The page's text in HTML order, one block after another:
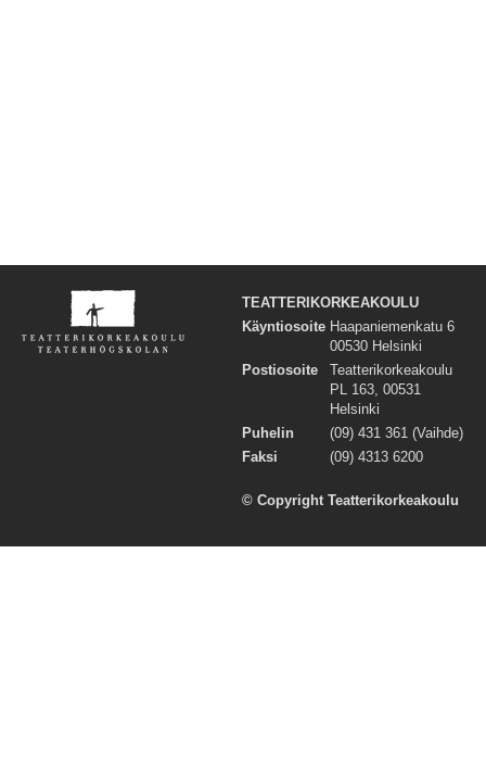
TEATTERIKORKEAKOULU
Käyntiosoite Haapaniemenkatu 6
00530 Helsinki
Postiosoite
Teatterikorkeakoulu
PL 163, 00531
Helsinki
Puhelin
(09) 431 361 (Vaihde)
Faksi
(09) 4313 6200
© Copyright Teatterikorkeakoulu